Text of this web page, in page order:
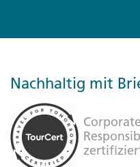
Nachhaltig mit